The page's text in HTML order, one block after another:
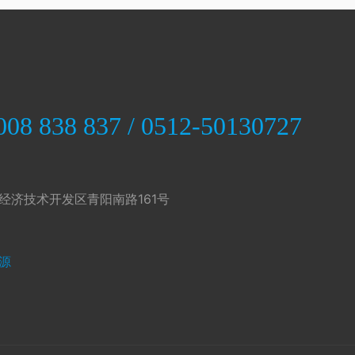
838 837 / 0512-50130727
济技术开发区青阳南路161号